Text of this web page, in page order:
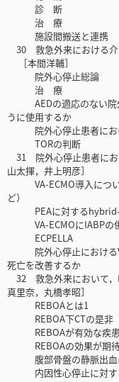
診 断
治 療
施設間搬送と連携
30 救急外来における介
［本間洋輔］
院外心停止総論
治 療
AEDの適応のない院外
うに使用するか
院外心停止患者におけ
TORの判断
31 院外心停止患者に
山太揮，井上明彦］
VA-ECMO導入につい
ど）
PEAに対するhybrid-
VA-ECMOにIABPの
ECPELLA
院外心停止における
死亡を改善するか
32 救急外来において
真里奈，丸橋孝昭］
REBOAとは1
REBOA下CTの是非
REBOAが有効な疾患
REBOAの効果が期待
腹部骨盤の静脈出血
内因性心停止に対す